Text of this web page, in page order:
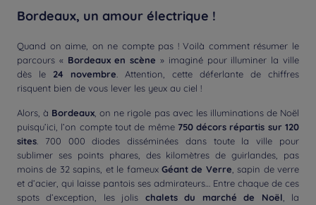
Bordeaux, un amour électrique !
Quand on aime, on ne compte pas ! Voilà comment résumer le
parcours « Bordeaux en scène » imaginé pour illuminer la ville
dès le 24 novembre . Attention, cette déferlante de chiffres
risquent bien de vous lever les yeux au ciel !
Alors, à Bordeaux , on ne rigole pas avec les illuminations de Noël
puisqu’ici, l’on compte tout de même 750 décors répartis sur 120
sites . 700 000 diodes disséminées dans toute la ville pour
sublimer ses points phares, des kilomètres de guirlandes, pas
moins de 32 sapins, et le fameux Géant de Verre , sapin de verre
et d’acier, qui laisse pantois ses admirateurs… Entre chaque de ces
spots d’exception, les jolis chalets du marché de Noël , la